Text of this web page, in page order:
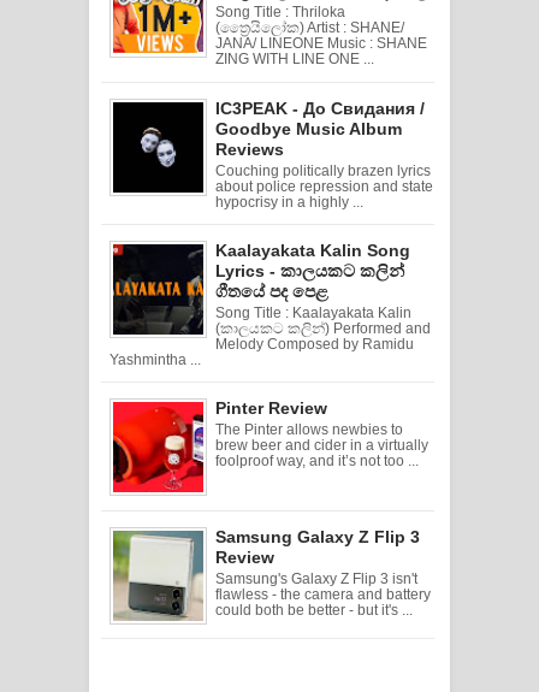
Song Title : Thriloka
(ත්‍රෛයිලෝක) Artist : SHANE/
JANA/ LINEONE Music : SHANE
ZING WITH LINE ONE ...
IC3PEAK - До Свидания /
Goodbye Music Album
Reviews
Couching politically brazen lyrics
about police repression and state
hypocrisy in a highly ...
Kaalayakata Kalin Song
Lyrics - කාලයකට කලින්
ගීතයේ පද පෙළ
Song Title : Kaalayakata Kalin
(කාලයකට කලින්) Performed and
Melody Composed by Ramidu
Yashmintha ...
Pinter Review
The Pinter allows newbies to
brew beer and cider in a virtually
foolproof way, and it’s not too ...
Samsung Galaxy Z Flip 3
Review
Samsung's Galaxy Z Flip 3 isn't
flawless - the camera and battery
could both be better - but it's ...